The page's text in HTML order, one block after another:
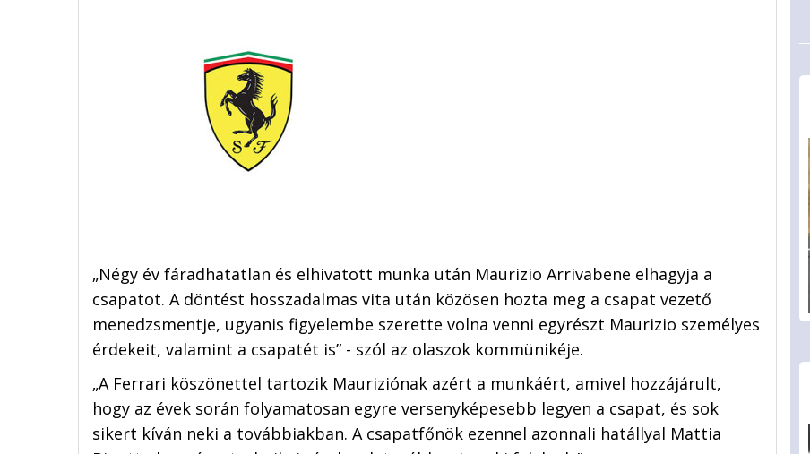
„Négy év fáradhatatlan és elhivatott munka után Maurizio Arrivabene elhagyja a
csapatot. A döntést hosszadalmas vita után közösen hozta meg a csapat vezető
menedzsmentje, ugyanis figyelembe szerette volna venni egyrészt Maurizio személyes
érdekeit, valamint a csapatét is” - szól az olaszok kommünikéje.
„A Ferrari köszönettel tartozik Mauriziónak azért a munkáért, amivel hozzájárult,
hogy az évek során folyamatosan egyre versenyképesebb legyen a csapat, és sok
sikert kíván neki a továbbiakban. A csapatfőnök ezennel azonnali hatállyal Mattia